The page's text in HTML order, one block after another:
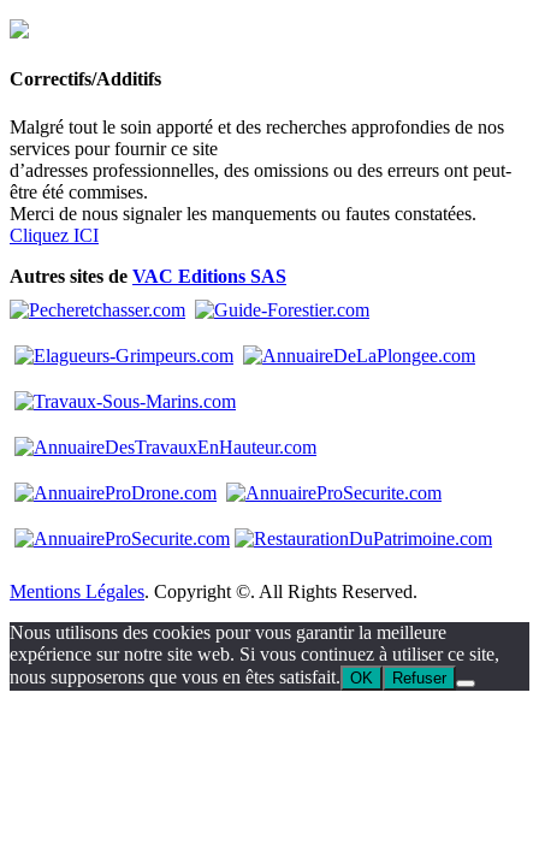
Correctifs/Additifs
Malgré tout le soin apporté et des recherches approfondies de nos
services pour fournir ce site
d’adresses professionnelles, des omissions ou des erreurs ont peut-
être été commises.
Merci de nous signaler les manquements ou fautes constatées.
Cliquez ICI
Autres sites de VAC Editions SAS
Mentions Légales. Copyright ©. All Rights Reserved.
Nous utilisons des cookies pour vous garantir la meilleure
expérience sur notre site web. Si vous continuez à utiliser ce site,
nous supposerons que vous en êtes satisfait. OK Refuser